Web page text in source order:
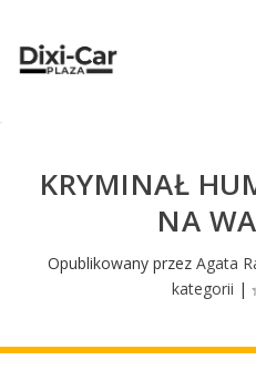
KRYMINAŁ
NA
Opublikowany przez Agata
kategorii |